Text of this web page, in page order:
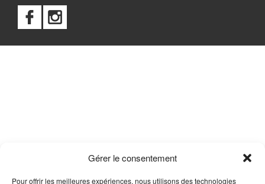
Gérer le consentement
Pour offrir les meilleures expériences, nous utilisons des technologies